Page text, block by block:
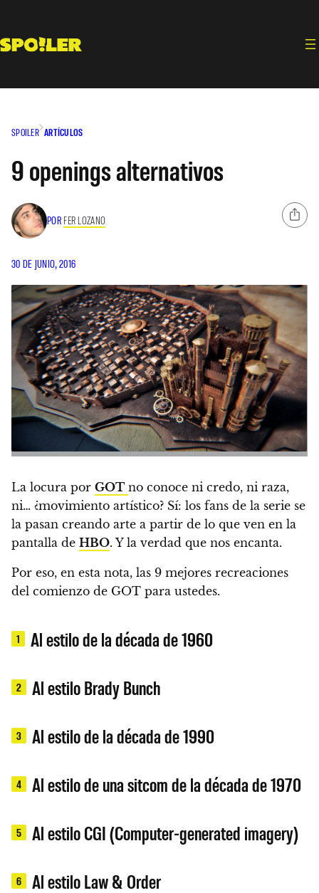
contenido
SPOILER ARTÍCULOS
9 openings alternativos
POR FER LOZANO
30 DE JUNIO, 2016
La locura por GOT no conoce ni credo, ni raza,
ni… ¿movimiento artístico? Sí: los fans de la serie se
la pasan creando arte a partir de lo que ven en la
pantalla de HBO. Y la verdad que nos encanta.
Por eso, en esta nota, las 9 mejores recreaciones
del comienzo de GOT para ustedes.
1 Al estilo de la década de 1960
2 Al estilo Brady Bunch
3 Al estilo de la década de 1990
4 Al estilo de una sitcom de la década de 1970
5 Al estilo CGI (Computer-generated imagery)
6 Al estilo Law & Order